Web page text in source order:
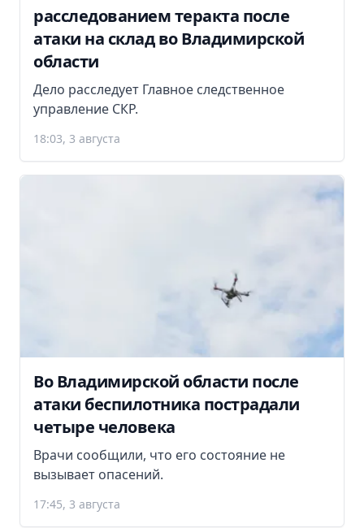
расследованием теракта после
атаки на склад во Владимирской
области
Дело расследует Главное следственное
управление СКР.
18:03, 3 августа
Во Владимирской области после
атаки беспилотника пострадали
четыре человека
Врачи сообщили, что его состояние не
вызывает опасений.
17:45, 3 августа